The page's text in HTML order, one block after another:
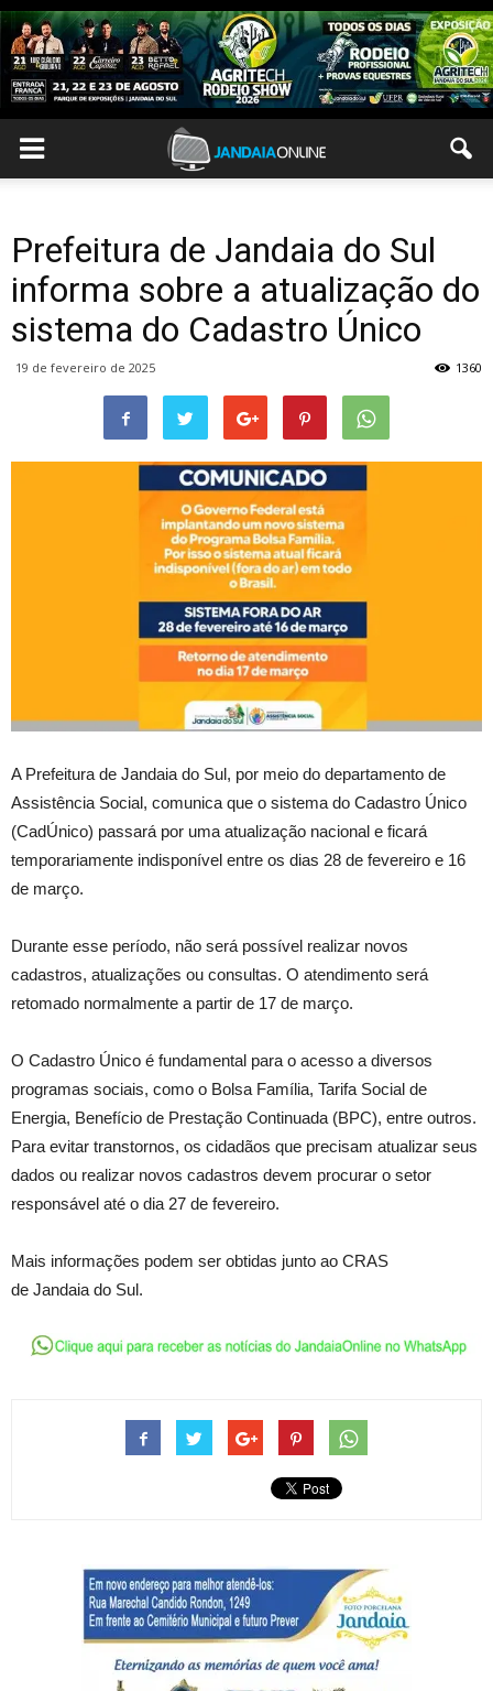
Prefeitura de Jandaia do Sul
informa sobre a atualização do
sistema do Cadastro Único
19 de fevereiro de 2025 1360
A Prefeitura de Jandaia do Sul, por meio do departamento de
Assistência Social, comunica que o sistema do Cadastro Único
(CadÚnico) passará por uma atualização nacional e ficará
temporariamente indisponível entre os dias 28 de fevereiro e 16
de março.
Durante esse período, não será possível realizar novos
cadastros, atualizações ou consultas. O atendimento será
retomado normalmente a partir de 17 de março.
O Cadastro Único é fundamental para o acesso a diversos
programas sociais, como o Bolsa Família, Tarifa Social de
Energia, Benefício de Prestação Continuada (BPC), entre outros.
Para evitar transtornos, os cidadãos que precisam atualizar seus
dados ou realizar novos cadastros devem procurar o setor
responsável até o dia 27 de fevereiro.
Mais informações podem ser obtidas junto ao CRAS
de Jandaia do Sul.